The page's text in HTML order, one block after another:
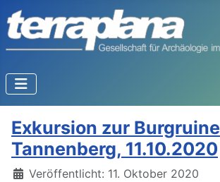
Exkursion zur Burgruine
Tannenberg, 11.10.2020
Details
Veröffentlicht: 11. Oktober 2020